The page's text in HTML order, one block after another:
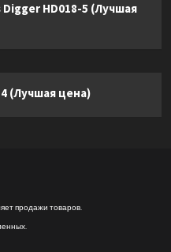
HD018-5 (Лучшая
(Лучшая цена)
продажи товаров.